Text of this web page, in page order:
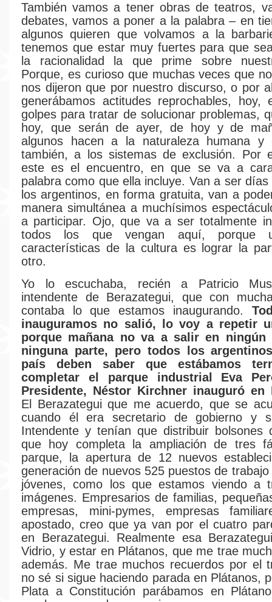
También vamos a tener obras de teatros,
debates, vamos a poner a la palabra – en
algunos quieren que volvamos a la
tenemos que estar muy fuertes para que
la racionalidad la que prime sobre
Porque, es curioso que muchas veces que
nos dijeron que por nuestro discurso, o por
generábamos actitudes reprochables, hoy,
golpes para tratar de solucionar problemas,
hoy, que serán de ayer, de hoy y de
algunos hacen a la naturaleza humana y
también, a los sistemas de exclusión. Por
este es el encuentro, en que se va a
palabra como que ella incluye. Van a ser
los argentinos, en forma gratuita, van a
manera simultánea a muchísimos
a participar. Ojo, que va a ser totalmente
todos los que vengan aquí, porque
características de la cultura es lograr la
otro.
Yo lo escuchaba, recién a Patricio
intendente de Berazategui, que con
contaba lo que estamos inaugurando.
inauguramos no salió, lo voy a repetir
porque mañana no va a salir en
ninguna parte, pero todos los
país deben saber que estábamos
completar el parque industrial Eva
Presidente, Néstor Kirchner inauguró en
El Berazategui que me acuerdo, que se
cuando él era secretario de gobierno y
Intendente y tenían que distribuir bolsones
que hoy completa la ampliación de tres
parque, la apertura de 12 nuevos
generación de nuevos 525 puestos de
jóvenes, como los que estamos viendo a
imágenes. Empresarios de familias,
empresas, mini-pymes, empresas
apostado, creo que ya van por el cuatro
en Berazategui. Realmente esa
Vidrio, y estar en Plátanos, que me trae
además. Me trae muchos recuerdos por el
no sé si sigue haciendo parada en Plátanos,
Plata a Constitución parábamos en